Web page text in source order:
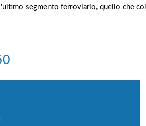
segmento ferroviario, quello che